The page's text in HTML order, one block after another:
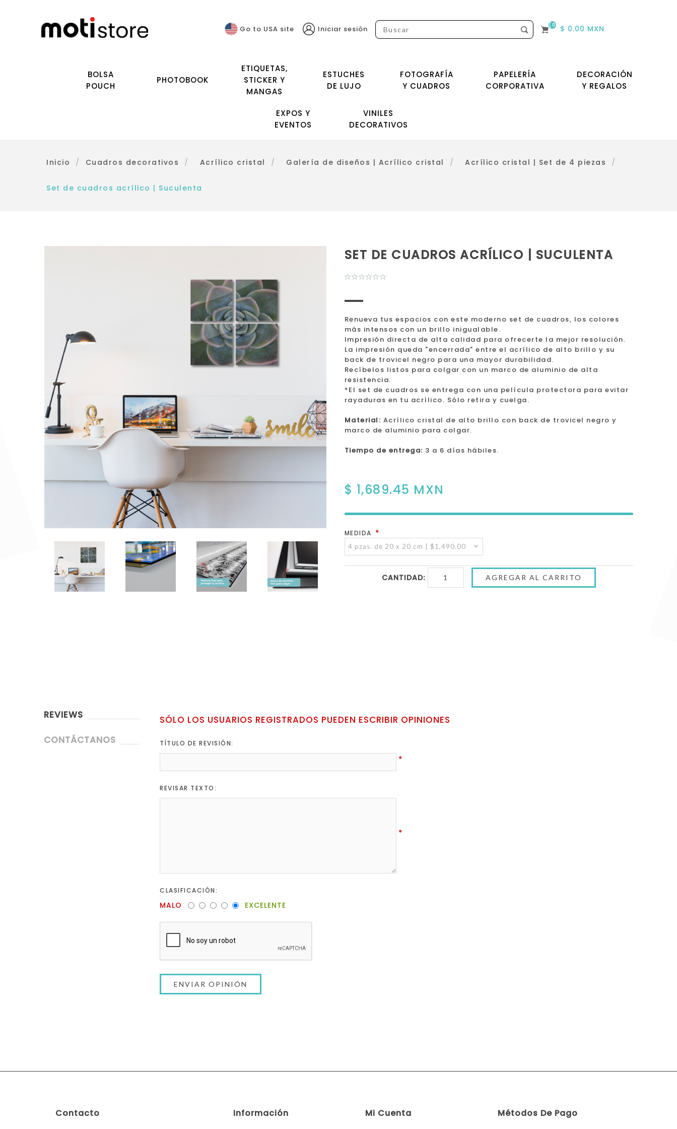
(0) $ 0.00 MXN
Go to USA site Iniciar sesión
BOLSA
POUCH
PHOTOBOOK
ETIQUETAS,
STICKER Y
MANGAS
ESTUCHES
DE LUJO
FOTOGRAFÍA
Y CUADROS
PAPELERÍA
CORPORATIVA
DECORACIÓN
Y REGALOS
EXPOS Y
EVENTOS
VINILES
DECORATIVOS
Inicio / Cuadros decorativos / Acrílico cristal / Galería de diseños | Acrílico cristal / Acrílico cristal | Set de 4 piezas /
Set de cuadros acrílico | Suculenta
SET DE CUADROS ACRÍLICO | SUCULENTA
Renueva tus espacios con este moderno set de cuadros, los colores
más intensos con un brillo inigualable.
Impresión directa de alta calidad para ofrecerte la mejor resolución.
La impresión queda "encerrada" entre el acrílico de alto brillo y su
back de trovicel negro para una mayor durabilidad.
Recíbelos listos para colgar con un marco de aluminio de alta
resistencia.
*El set de cuadros se entrega con una película protectora para evitar
rayaduras en tu acrílico. Sólo retira y cuelga.
Material: Acrílico cristal de alto brillo con back de trovicel negro y
marco de aluminio para colgar.
Tiempo de entrega: 3 a 6 días hábiles.
$ 1,689.45 MXN
MEDIDA *
CANTIDAD:
REVIEWS
CONTÁCTANOS
SÓLO LOS USUARIOS REGISTRADOS PUEDEN ESCRIBIR OPINIONES
TÍTULO DE REVISIÓN:
*
REVISAR TEXTO:
*
CLASIFICACIÓN:
MALO EXCELENTE
Contacto Información Mi Cuenta Métodos De Pago